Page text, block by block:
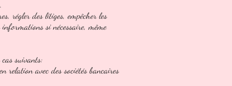
régler des litiges, empêcher les
si nécessaire, même
cas suivants:
relation avec des sociétés bancaires